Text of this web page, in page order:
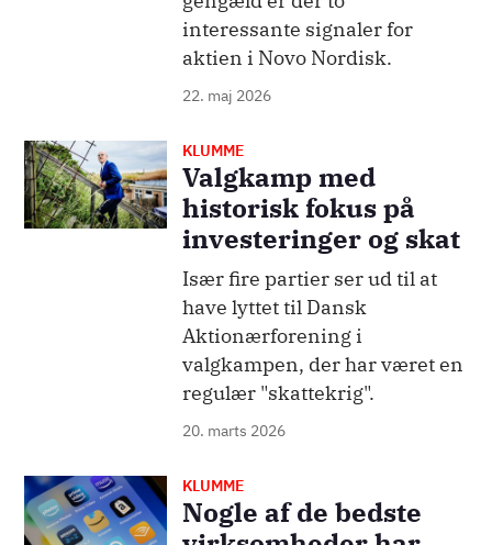
interessante signaler for
aktien i Novo Nordisk.
22. maj 2026
Billede KLUMME
Valgkamp med
historisk fokus på
investeringer og skat
Især fire partier ser ud til at
have lyttet til Dansk
Aktionærforening i
valgkampen, der har været en
regulær "skattekrig".
20. marts 2026
Billede KLUMME
Nogle af de bedste